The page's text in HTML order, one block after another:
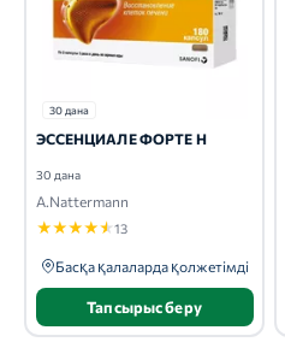
30 дана
ЭССЕНЦИАЛЕ ФОРТЕ Н
30 дана
A.Nattermann
★★★★★13
Басқа қалаларда қолжетімді
Тапсырыс беру